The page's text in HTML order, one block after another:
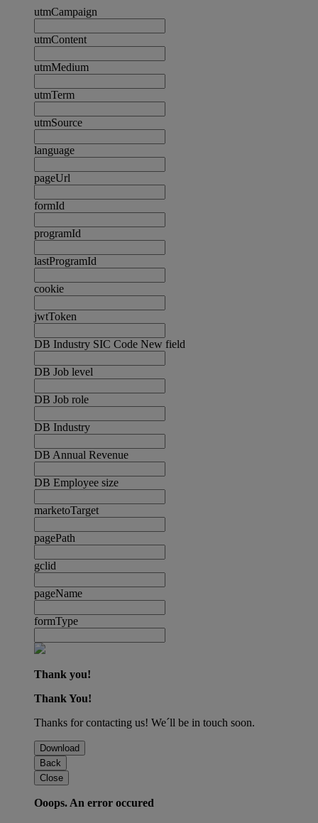
utmCampaign
utmContent
utmMedium
utmTerm
utmSource
language
pageUrl
formId
programId
lastProgramId
cookie
jwtToken
DB Industry SIC Code New field
DB Job level
DB Job role
DB Industry
DB Annual Revenue
DB Employee size
marketoTarget
pagePath
gclid
pageName
formType
Thank you!
Thank You!
Thanks for contacting us! We´ll be in touch soon.
Download
Back
Close
Ooops. An error occured